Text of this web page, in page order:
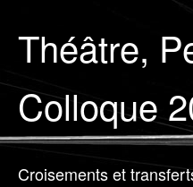
Théâtre,
Colloque
Croisements et